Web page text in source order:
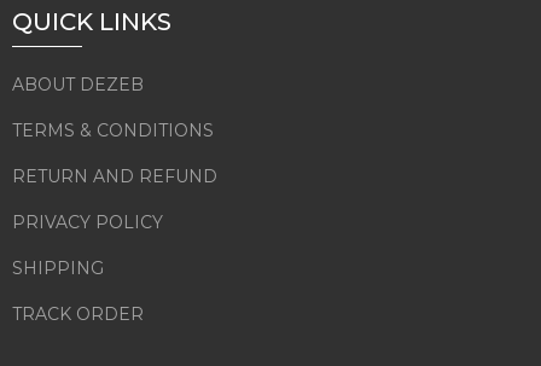
QUICK LINKS
ABOUT DEZEB
TERMS & CONDITIONS
RETURN AND REFUND
PRIVACY POLICY
SHIPPING
TRACK ORDER